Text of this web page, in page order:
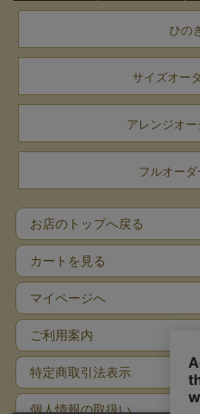
高さ6cm(3段)
素材
ウォールナット無垢桟
引出底板/F☆☆☆☆桐
塗料
天然油脂オイル
（紅花油 / 亜麻仁油 /
仕様
国内メーカー(中国製
ひの
サイズオー
アレンジオ
フルオーダ
お店のトップへ戻る
カートを見る
マイページへ
ご利用案内
特定商取引法表示
個人情報の取扱い